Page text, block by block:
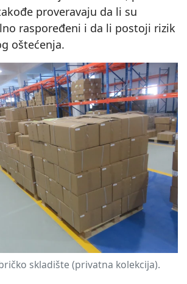
proveravaju da li su
raspoređeni i da li postoji rizik
oštećenja.
skladište (privatna kolekcija).